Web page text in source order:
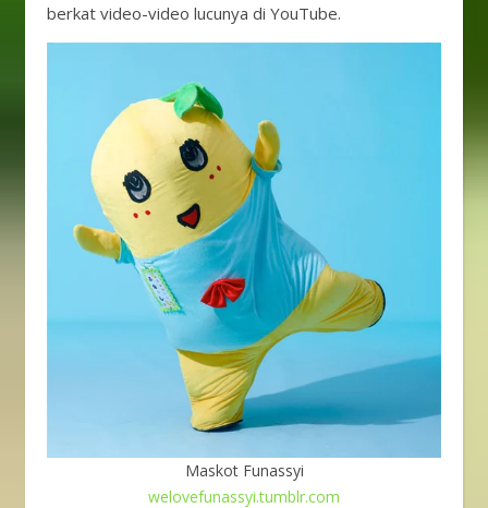
berkat video-video lucunya di YouTube.
Maskot Funassyi
welovefunassyi.tumblr.com